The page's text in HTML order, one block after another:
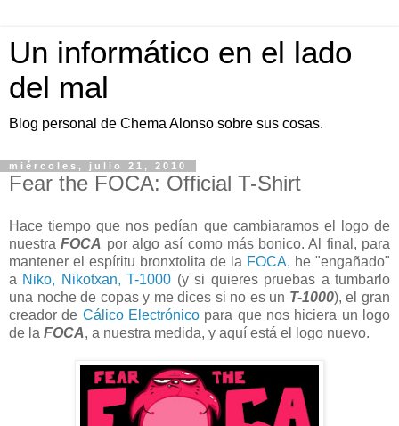
Un informático en el lado
del mal
Blog personal de Chema Alonso sobre sus cosas.
miércoles, julio 21, 2010
Fear the FOCA: Official T-Shirt
Hace tiempo que nos pedían que cambiaramos el logo de
nuestraFOCA por algo así como más bonico. Al final, para
mantener el espíritu bronxtolita de la FOCA, he "engañado"
a Niko, Nikotxan, T-1000 (y si quieres pruebas a tumbarlo
una noche de copas y me dices si no es un T-1000), el gran
creador de Cálico Electrónico para que nos hiciera un logo
de la FOCA, a nuestra medida, y aquí está el logo nuevo.